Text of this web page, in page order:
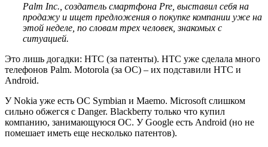
Palm Inc., создатель смартфона Pre, выставил себя на
продажу и ищет предложения о покупке компании уже на
этой неделе, по словам трех человек, знакомых с
ситуацией.
Это лишь догадки: HTC (за патенты). HTC уже сделала много
телефонов Palm. Motorola (за ОС) – их подставили HTC и
Android.
У Nokia уже есть ОС Symbian и Maemo. Microsoft слишком
сильно обжегся с Danger. Blackberry только что купил
компанию, занимающуюся ОС. У Google есть Android (но не
помешает иметь еще несколько патентов).